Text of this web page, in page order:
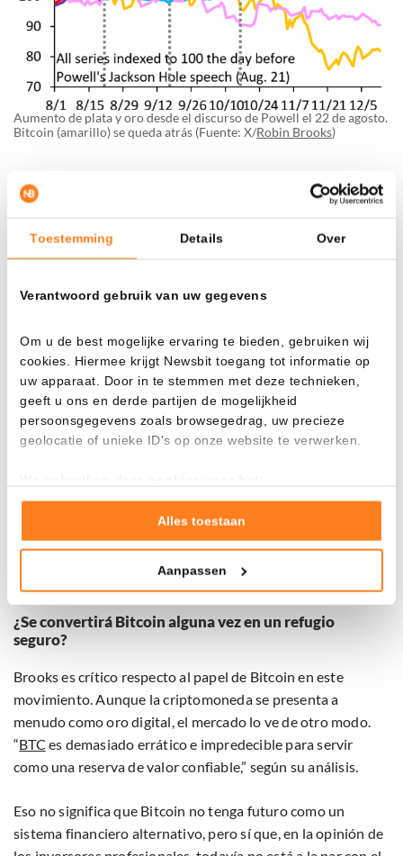
Toestemming Details Over
Verantwoord gebruik van uw gegevens
Om u de best mogelijke ervaring te bieden, gebruiken wij
cookies. Hiermee krijgt Newsbit toegang tot informatie op
uw apparaat. Door in te stemmen met deze technieken,
geeft u ons en derde partijen de mogelijkheid
persoonsgegevens zoals browsegedrag, uw precieze
geolocatie of unieke ID's op onze website te verwerken.
Goed laten functioneren van deze website
Verzamelen van gebruiksstatistieken
Tonen en meten van relevante advertenties
Klik hieronder om ons toestemming te geven om deze
maak gedetailleerde keuzes, waaronder het maken van
bezwaar tegen bedrijven die persoonsgegevens verwerken
instellingen te allen tijde inzien en bijwerken door op de
tekst 'cookies' te klikken onderaan de pagina. Voor meer
informatie: zie onsprivacy- encookiestatement.
Alles toestaan
Aanpassen
Aumento de plata y oro desde el discurso de Powell el 22 de agosto.
Bitcoin (amarillo) se queda atrás (Fuente: X/Robin Brooks)
Preocupaciones subyacentes: deuda y política
la creciente preocupación por la sostenibilidad de la
temen que las altas deudas se “eliminen” mediante la
Incluso el fin del cierre del gobierno estadounidense, que
normalmente sería una noticia positiva, no enfrió el rally
del oro. Según Brooks, esto es una señal alarmante. “Los
mercados tratan las buenas noticias como malas noticias.
Eso es preocupante.”
mantener artificialmente las tasas de interés bajas, y que la
represión financiera, como obligar a los bancos a mantener
¿Se convertirá Bitcoin alguna vez en un refugio
seguro?
Brooks es crítico respecto al papel de Bitcoin en este
movimiento. Aunque la criptomoneda se presenta a
menudo como oro digital, el mercado lo ve de otro modo.
“BTC es demasiado errático e impredecible para servir
como una reserva de valor confiable,” según su análisis.
Eso no significa que Bitcoin no tenga futuro como un
sistema financiero alternativo, pero sí que, en la opinión de